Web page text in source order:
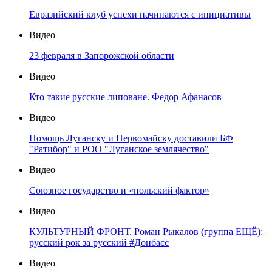
Евразийский клуб успехи начинаются с инициативы
Видео
23 февраля в Запорожской области
Видео
Кто такие русские липоване. Федор Афанасов
Видео
Помощь Луганску и Первомайску доставили БФ
"Ратибор" и РОО "Луганское землячество"
Видео
Союзное государство и «польский фактор»
Видео
КУЛЬТУРНЫЙ ФРОНТ. Роман Рыкалов (группа ЕЩЁ):
русский рок за русский #Донбасс
Видео